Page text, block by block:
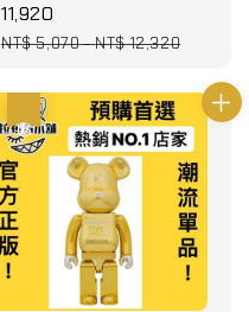
price
11,920
Regular
NT$ 5,070-NT$ 12,320